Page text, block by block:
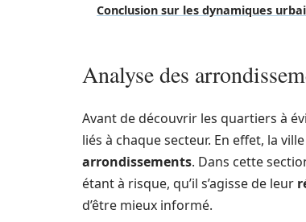
Conclusion sur les dynamiques
Analyse des
Avant de découvrir les quartiers à
liés à chaque secteur. En effet, la
arrondissements. Dans cette
étant à risque, qu’il s’agisse de leur
d’être mieux informé.